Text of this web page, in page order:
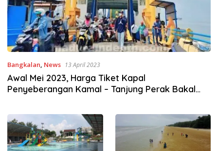
Bangkalan, News 13 April 2023
Awal Mei 2023, Harga Tiket Kapal
Penyeberangan Kamal – Tanjung Perak Bakal